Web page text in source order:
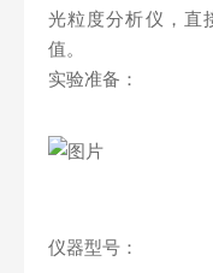
光粒度分析仪，直
值。
实验准备：
仪器型号：